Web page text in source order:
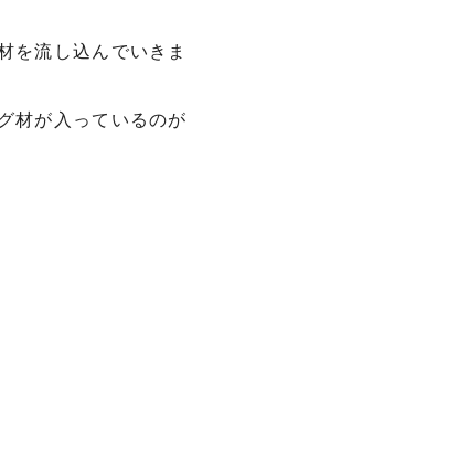
を流し込んでいきま
材が入っているのが